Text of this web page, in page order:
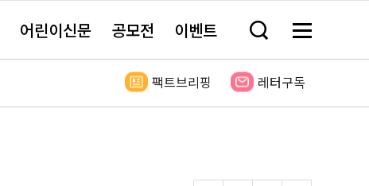
어린이신문 공모전 이벤트 검
창
기
메
전
보
팩트브리핑 레터구독